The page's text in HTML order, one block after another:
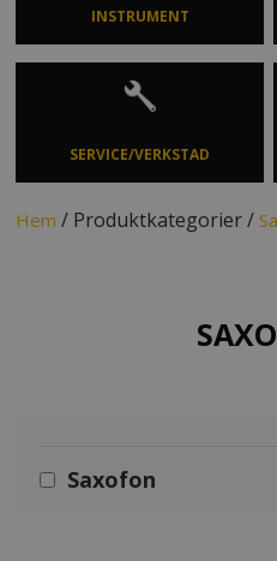
INSTRUMENT
SERVICE/VERKSTAD
Hem / Produktkategorier /
Saxofon